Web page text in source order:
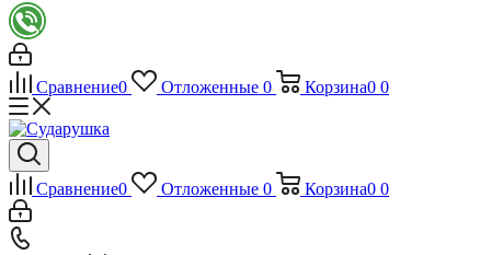
Сравнение0 Отложенные 0 Корзина0 0
Сравнение0 Отложенные 0 Корзина0 0